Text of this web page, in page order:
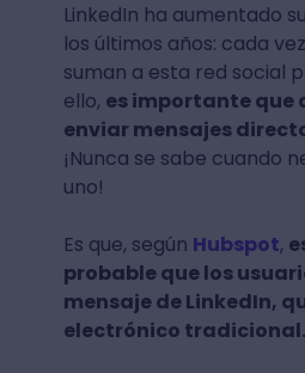
LinkedIn ha aumentado
los últimos años: cada
suman a esta red social
ello, es importante que
enviar mensajes
¡Nunca se sabe cuando
uno!
Es que, según Hubspot,
probable que los
mensaje de LinkedIn,
electrónico tradicional.